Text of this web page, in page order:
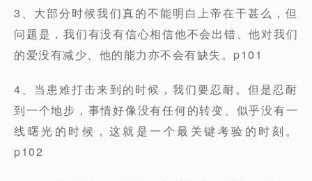
3、大部分时候我们真的不能明白上帝在干甚么，但
问题是，我们有没有信心相信他不会出错、他对我们
的爱没有减少、他的能力亦不会有缺失。p101
4、当患难打击来到的时候，我们要忍耐。但是忍耐
到一个地步，事情好像没有任何的转变、似乎没有一
线曙光的时候，这就是一个最关键考验的时刻。
p102